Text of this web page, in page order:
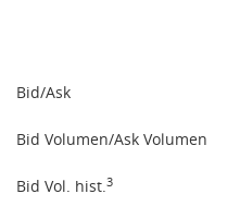
Bid/Ask
Bid Volumen/Ask Volumen
Bid Vol. hist.3